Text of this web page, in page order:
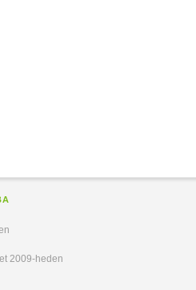
2009-heden